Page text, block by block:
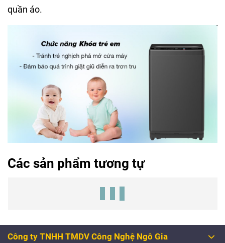
quần áo.
Các sản phẩm tương tự
Công ty TNHH TMDV Công Nghệ Ngô Gia